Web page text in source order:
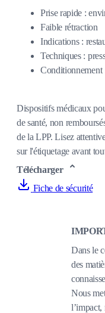
Prise rapide :
Faible rétraction
Indications :
Techniques :
Conditionnement
Dispositifs médicaux
de santé, non
de la LPP. Lisez
sur l'étiquetage avant
Télécharger
Fiche de sécurité
Dans le
des
Nous
l’impact,